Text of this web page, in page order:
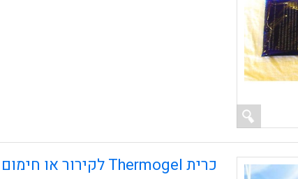
כרית Thermogel לקירור או חימום